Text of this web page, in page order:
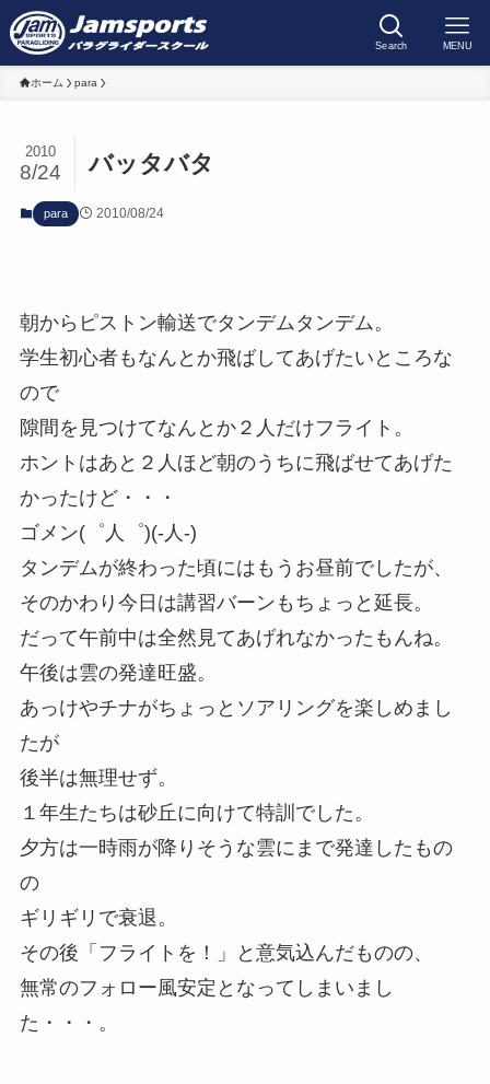
Search MENU
ホーム para
バッタバタ
2010
8/24
para 2010/08/24
朝からピストン輸送でタンデムタンデム。
学生初心者もなんとか飛ばしてあげたいところな
ので
隙間を見つけてなんとか２人だけフライト。
ホントはあと２人ほど朝のうちに飛ばせてあげた
かったけど・・・
ゴメン(゜人゜)(-人-)
タンデムが終わった頃にはもうお昼前でしたが、
そのかわり今日は講習バーンもちょっと延長。
だって午前中は全然見てあげれなかったもんね。
午後は雲の発達旺盛。
あっけやチナがちょっとソアリングを楽しめまし
たが
後半は無理せず。
１年生たちは砂丘に向けて特訓でした。
夕方は一時雨が降りそうな雲にまで発達したもの
の
ギリギリで衰退。
その後「フライトを！」と意気込んだものの、
無常のフォロー風安定となってしまいまし
た・・・。